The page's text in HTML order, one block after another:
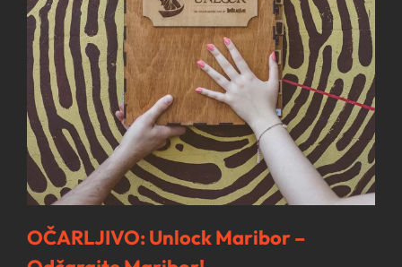
OČARLJIVO: Unlock Maribor –